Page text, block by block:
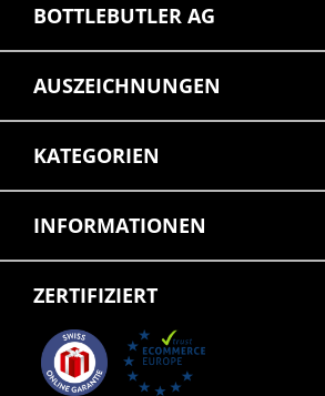
BOTTLEBUTLER AG
AUSZEICHNUNGEN
KATEGORIEN
INFORMATIONEN
ZERTIFIZIERT